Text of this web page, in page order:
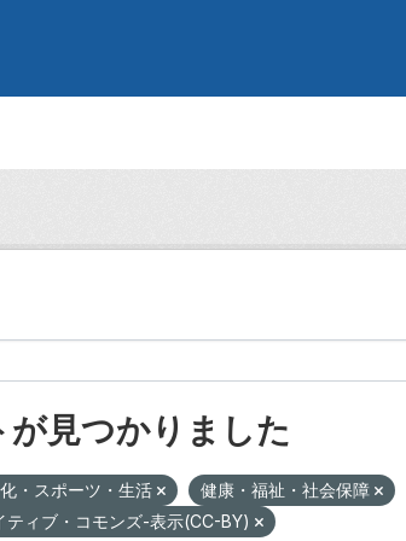
が見つかりました
・スポーツ・生活 健康・福祉・社会保障
ティブ・コモンズ-表示(CC-BY)